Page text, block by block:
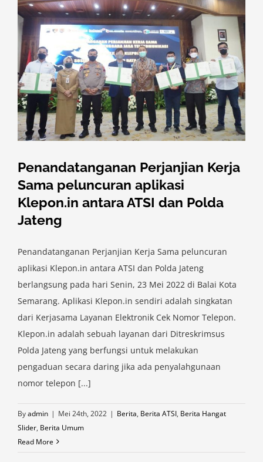
Penandatanganan Perjanjian Kerja
Sama peluncuran aplikasi
Klepon.in antara ATSI dan Polda
Jateng
Penandatanganan Perjanjian Kerja Sama peluncuran
aplikasi Klepon.in antara ATSI dan Polda Jateng
berlangsung pada hari Senin, 23 Mei 2022 di Balai Kota
Semarang. Aplikasi Klepon.in sendiri adalah singkatan
dari Kerjasama Layanan Elektronik Cek Nomor Telepon.
Klepon.in adalah sebuah layanan dari Ditreskrimsus
Polda Jateng yang berfungsi untuk melakukan
pengaduan secara daring jika ada penyalahgunaan
nomor telepon [...]
Byadmin | Mei 24th, 2022 | Berita, Berita ATSI, Berita Hangat
Slider, Berita Umum
Read More